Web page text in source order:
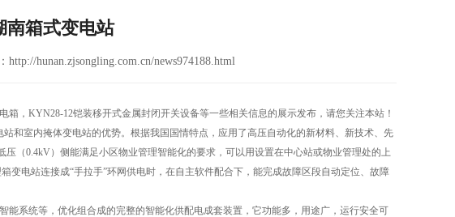
南箱式变电站
http://hunan.zjsongling.com.cn/news974188.html
箱，KYN28-12铠装移开式金属封闭开关设备等一些相关信息的展示发布，请您关注本站！
和室内掩体变电站的优势。根据我国国情特点，应用了高压自动化的新材料、新技术、先
（0.4kV）侧能满足小区物业管理智能化的要求，可以用设置在中心站或物业管理处的上
变电站连接成“手拉手”环网供电时，在自主软件配合下，能完成故障区段自动定位、故障
系统等，优化组合成的完整的智能化供配电成套装置，它功能多，用途广，运行安全可